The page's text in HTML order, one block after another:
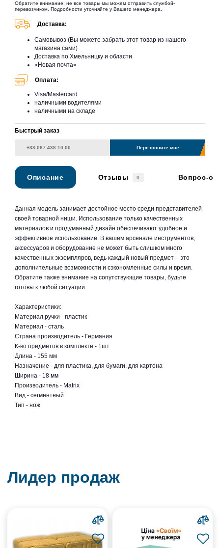
Обратите внимание: не все товары мы можем отправить службой-
перевозчиком. Подробности уточняйте у Вашего менеджера.
Доставка:
Самовывоз (Вы можете забрать этот товар из нашего
магазина сами)
Доставка по Хмельницку и области
«Новая почта»
Оплата:
Visa/Mastercard
наличными водителями
наличными на складе
Быстрый заказ
Перезвоните мне
Описание Отзывы 0 Вопрос-
Данная модель занимает достойное место среди представителей
своей товарной ниши. Использование только качественных
материалов и продуманный дизайн обеспечивают удобное и
эффективное использование. В вашем арсенале инструментов,
аксессуаров и оборудование не может быть слишком много
качественных экземпляров, ведь каждый новый предмет – это
дополнительные возможности и сэкономленные силы и время.
Обратите также внимание на сопутствующие товары, будьте
готовы к любой ситуации.
Характеристики:
Материал ручки - пластик
Материал - сталь
Страна производитель - Германия
К-во предметов в комплекте - 1шт
Длина - 155 мм
Назначение - для пластика, для бумаги, для картона
Ширина - 18 мм
Производитель - Matrix
Вид - сегментный
Тип - нож
Лидер продаж